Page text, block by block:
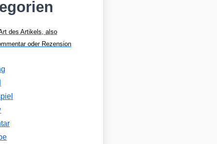
des Artikels, also
oder Rezension